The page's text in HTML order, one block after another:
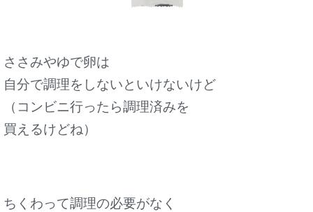
ささみやゆで卵は
自分で調理をしないといけないけど
（コンビニ行ったら調理済みを
買えるけどね）
ちくわって調理の必要がなく